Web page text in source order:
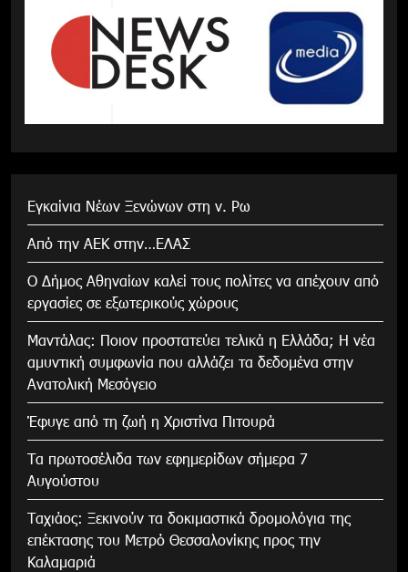
Εγκαίνια Νέων Ξενώνων στη ν. Ρω
Από την ΑΕΚ στην…ΕΛΑΣ
Ο Δήμος Αθηναίων καλεί τους πολίτες να απέχουν από
εργασίες σε εξωτερικούς χώρους
Μαντάλας: Ποιον προστατεύει τελικά η Ελλάδα; Η νέα
αμυντική συμφωνία που αλλάζει τα δεδομένα στην
Ανατολική Μεσόγειο
Έφυγε από τη ζωή η Χριστίνα Πιτουρά
Τα πρωτοσέλιδα των εφημερίδων σήμερα 7
Αυγούστου
Tαχιάος: Ξεκινούν τα δοκιμαστικά δρομολόγια της
επέκτασης του Μετρό Θεσσαλονίκης προς την
Καλαμαριά